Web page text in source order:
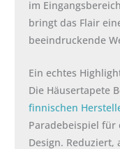
im
bringt das Flair
beeindruckende
Ein echtes
Die Häusertapete
finnischen
Paradebeispiel für
Design.